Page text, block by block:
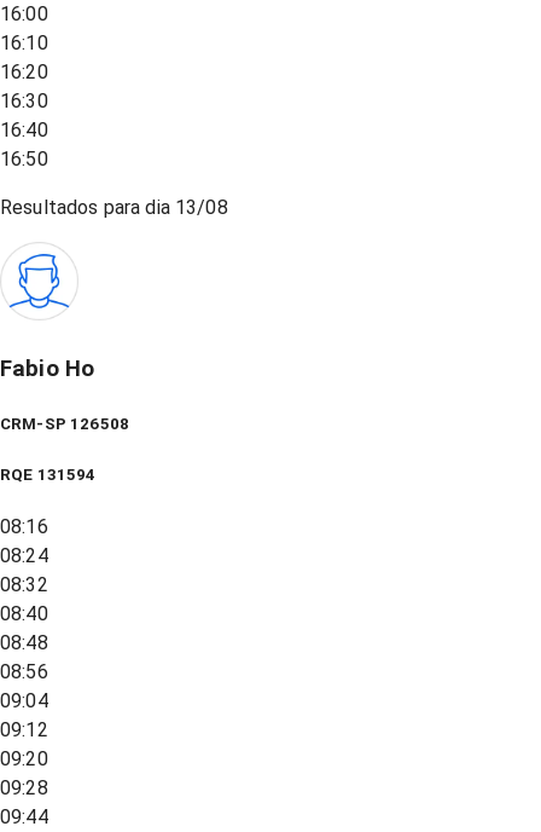
16:00
16:10
16:20
16:30
16:40
16:50
Resultados para dia 13/08
Fabio Ho
CRM-SP 126508
RQE 131594
08:16
08:24
08:32
08:40
08:48
08:56
09:04
09:12
09:20
09:28
09:44